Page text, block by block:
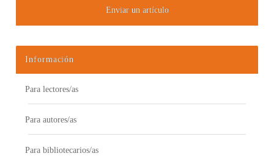
Enviar un artículo
Información
Para lectores/as
Para autores/as
Para bibliotecarios/as